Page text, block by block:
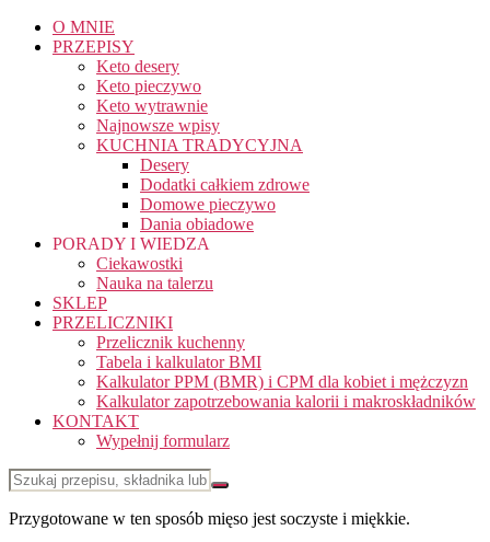
O MNIE
PRZEPISY
Keto desery
Keto pieczywo
Keto wytrawnie
Najnowsze wpisy
KUCHNIA TRADYCYJNA
Desery
Dodatki całkiem zdrowe
Domowe pieczywo
Dania obiadowe
PORADY I WIEDZA
Ciekawostki
Nauka na talerzu
SKLEP
PRZELICZNIKI
Przelicznik kuchenny
Tabela i kalkulator BMI
Kalkulator PPM (BMR) i CPM dla kobiet i mężczyzn
Kalkulator zapotrzebowania kalorii i makroskładników
KONTAKT
Wypełnij formularz
Przygotowane w ten sposób mięso jest soczyste i miękkie.